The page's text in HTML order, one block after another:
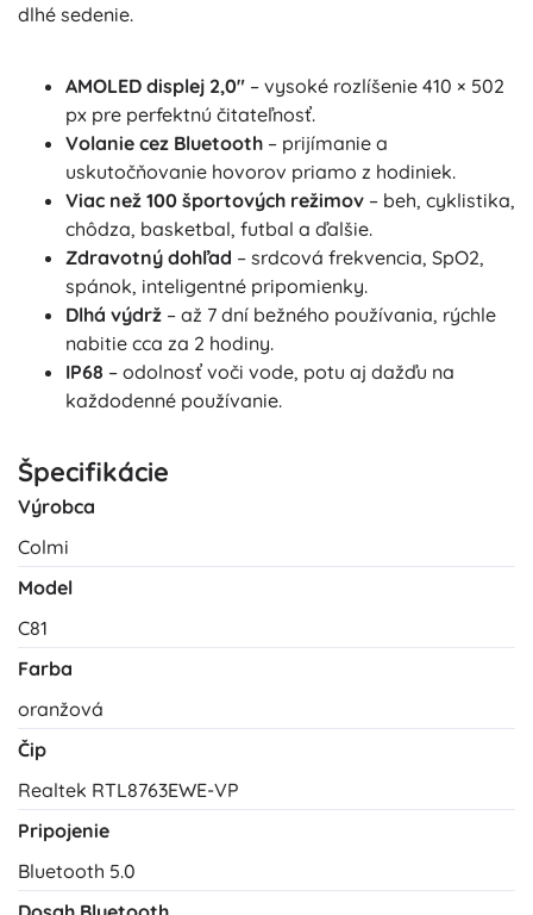
dlhé sedenie.
AMOLED displej 2,0" – vysoké rozlíšenie 410 × 502
px pre perfektnú čitateľnosť.
Volanie cez Bluetooth – prijímanie a
uskutočňovanie hovorov priamo z hodiniek.
Viac než 100 športových režimov – beh, cyklistika,
chôdza, basketbal, futbal a ďalšie.
Zdravotný dohľad – srdcová frekvencia, SpO2,
spánok, inteligentné pripomienky.
Dlhá výdrž – až 7 dní bežného používania, rýchle
nabitie cca za 2 hodiny.
IP68 – odolnosť voči vode, potu aj dažďu na
každodenné používanie.
Špecifikácie
Výrobca
Colmi
Model
C81
Farba
oranžová
Čip
Realtek RTL8763EWE-VP
Pripojenie
Bluetooth 5.0